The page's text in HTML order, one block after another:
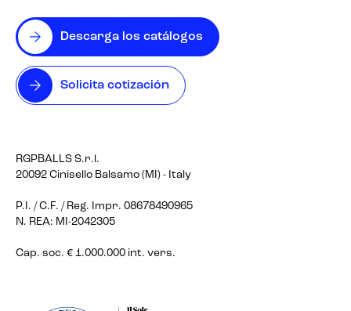
Descarga los catálogos
Solicita cotización
RGPBALLS S.r.l.
20092 Cinisello Balsamo (MI) - Italy
P.I. / C.F. / Reg. Impr. 08678490965
N. REA: MI-2042305
Cap. soc. € 1.000.000 int. vers.